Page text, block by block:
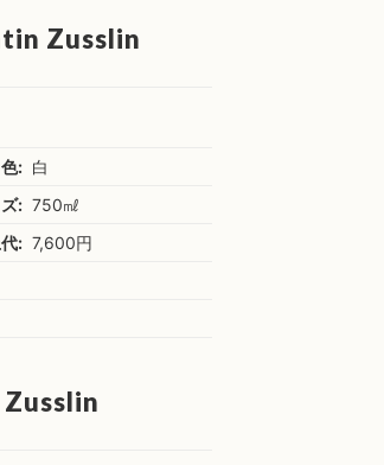
Zusslin
色: 白
: 750㎖
: 7,600円